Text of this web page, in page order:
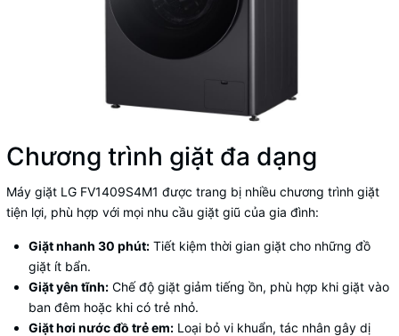
Chương trình giặt đa dạng
Máy giặt LG FV1409S4M1 được trang bị nhiều chương trình giặt
tiện lợi, phù hợp với mọi nhu cầu giặt giũ của gia đình:
Giặt nhanh 30 phút: Tiết kiệm thời gian giặt cho những đồ
giặt ít bẩn.
Giặt yên tĩnh: Chế độ giặt giảm tiếng ồn, phù hợp khi giặt vào
ban đêm hoặc khi có trẻ nhỏ.
Giặt hơi nước đồ trẻ em: Loại bỏ vi khuẩn, tác nhân gây dị